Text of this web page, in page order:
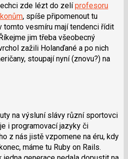
zde lézt do zelíprofesoru
, spíše připomenout tu
tomto vesmíru mají tendenci řídit
jim třeba všeobecný
zažili Holanďané a po nich
stoupají nyní (znovu?) na
na výsluní slávy různí sportovci
i programovací jazyky či
z nás jistě vzpomene na éru, kdy
máme tu Ruby on Rails.